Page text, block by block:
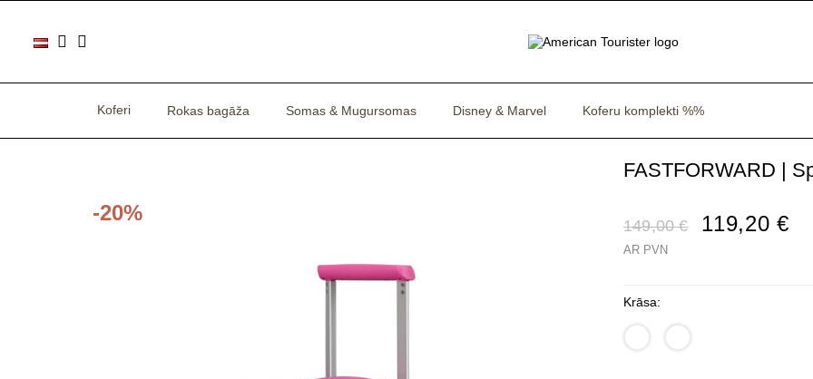
Koferi Rokas bagāža Somas & Mugursomas Disney & Marvel Koferu komplekti %%
FASTFORWARD |
-20%
149,00 € 119,20 €
AR PVN
Krāsa: